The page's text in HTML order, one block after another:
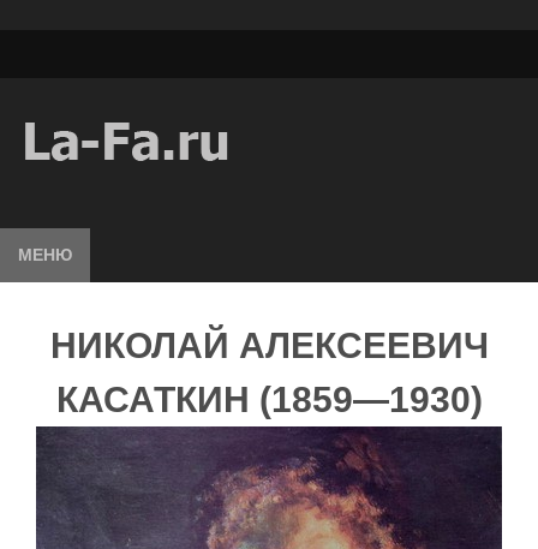
МЕНЮ
НИКОЛАЙ АЛЕКСЕЕВИЧ
КАСАТКИН (1859—1930)